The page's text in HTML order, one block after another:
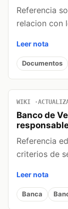
Referencia
relacion con
Leer nota
Documentos
WIKI
Banco de
Referencia
criterios de
Leer nota
Banca